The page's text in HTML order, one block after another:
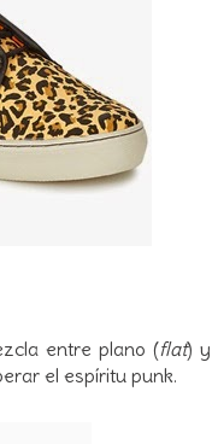
entre plano (flat) y
el espíritu punk.